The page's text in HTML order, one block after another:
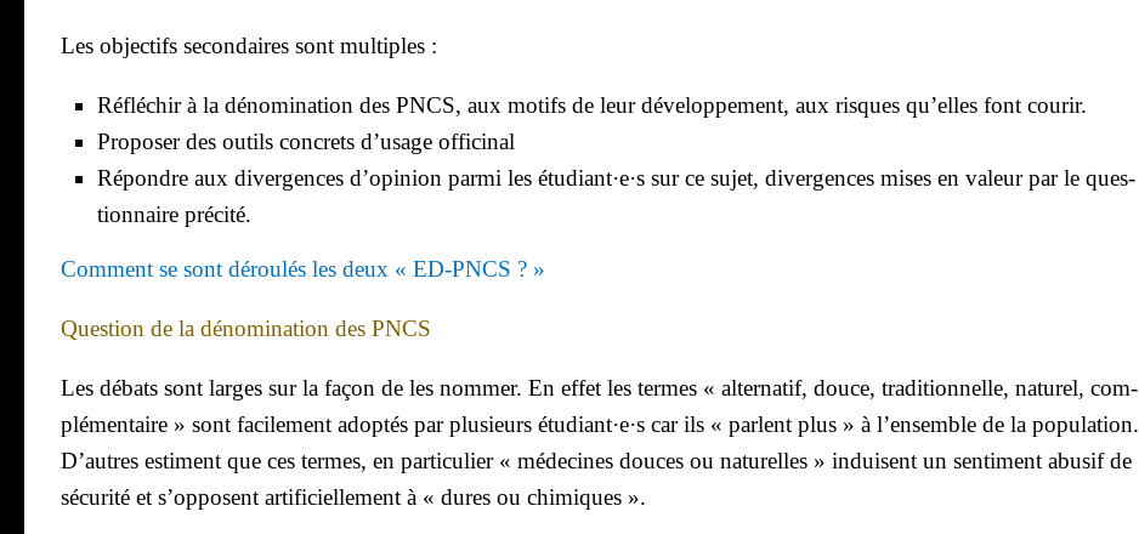
Les objec­tifs secon­daires sont mul­tiples :
Réflé­chir à la déno­mi­na­tion des PNCS, aux motifs de leur déve­lop­pe­ment, aux risques qu’elles font cou­rir.
Pro­po­ser des outils concrets d’usage offi­ci­nal
Répondre aux diver­gences d’opinion par­mi les étudiant·e·s sur ce sujet, diver­gences mises en valeur par le ques­
tion­naire pré­ci­té.
Com­ment se sont dérou­lés les deux « ED-PNCS ? »
Ques­tion de la déno­mi­na­tion des PNCS
Les débats sont larges sur la façon de les nom­mer. En effet les termes « alter­na­tif, douce, tra­di­tion­nelle, natu­rel, com­
plé­men­taire » sont faci­le­ment adop­tés par plu­sieurs étudiant·e·s car ils « parlent plus » à l’ensemble de la popu­la­tion.
D’autres estiment que ces termes, en par­ti­cu­lier « méde­cines douces ou natu­relles » induisent un sen­ti­ment abu­sif de
sécu­ri­té et s’opposent arti­fi­ciel­le­ment à « dures ou chi­miques ».